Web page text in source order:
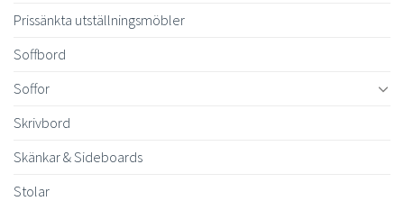
Prissänkta utställningsmöbler
Soffbord
Soffor
Skrivbord
Skänkar & Sideboards
Stolar